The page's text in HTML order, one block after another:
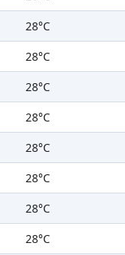
28°C
28°C
28°C
28°C
28°C
28°C
28°C
28°C